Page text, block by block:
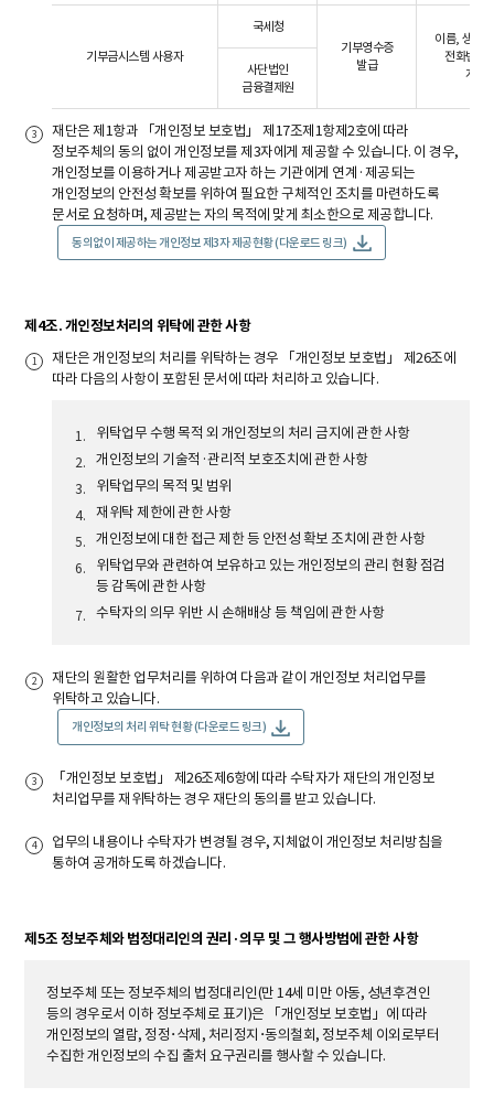
기부금시스템 사용자
국세청
기부영수증
발급
이름, 생년
전화번호,
계좌
사단법인
금융결제원
재단은 제1항과 「개인정보 보호법」 제17조제1항제2호에 따라
정보주체의 동의 없이 개인정보를 제3자에게 제공할 수 있습니다. 이 경우,
개인정보를 이용하거나 제공받고자 하는 기관에게 연계·제공되는
개인정보의 안전성 확보를 위하여 필요한 구체적인 조치를 마련하도록
문서로 요청하며, 제공받는 자의 목적에 맞게 최소한으로 제공합니다.
동의없이 제공하는 개인정보 제3자 제공현황 (다운로드 링크)
제4조. 개인정보처리의 위탁에 관한 사항
재단은 개인정보의 처리를 위탁하는 경우 「개인정보 보호법」 제26조에
따라 다음의 사항이 포함된 문서에 따라 처리하고 있습니다.
위탁업무 수행 목적 외 개인정보의 처리 금지에 관한 사항
개인정보의 기술적·관리적 보호조치에 관한 사항
위탁업무의 목적 및 범위
재위탁 제한에 관한 사항
개인정보에 대한 접근 제한 등 안전성 확보 조치에 관한 사항
위탁업무와 관련하여 보유하고 있는 개인정보의 관리 현황 점검
등 감독에 관한 사항
수탁자의 의무 위반 시 손해배상 등 책임에 관한 사항
재단의 원활한 업무처리를 위하여 다음과 같이 개인정보 처리업무를
위탁하고 있습니다.
개인정보의 처리 위탁 현황 (다운로드 링크)
「개인정보 보호법」 제26조제6항에 따라 수탁자가 재단의 개인정보
처리업무를 재위탁하는 경우 재단의 동의를 받고 있습니다.
업무의 내용이나 수탁자가 변경될 경우, 지체없이 개인정보 처리방침을
통하여 공개하도록 하겠습니다.
제5조 정보주체와 법정대리인의 권리·의무 및 그 행사방법에 관한 사항
정보주체 또는 정보주체의 법정대리인(만 14세 미만 아동, 성년후견인
등의 경우로서 이하 정보주체로 표기)은 「개인정보 보호법」에 따라
개인정보의 열람, 정정･삭제, 처리정지･동의철회, 정보주체 이외로부터
수집한 개인정보의 수집 출처 요구권리를 행사할 수 있습니다.